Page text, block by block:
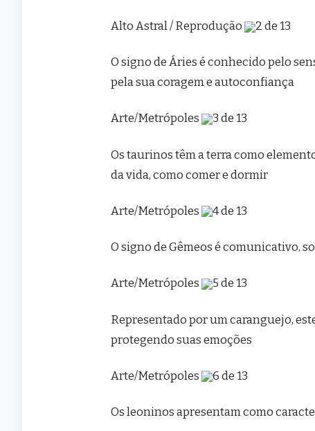
Alto Astral / Reprodução 2 de 13
O signo de Áries é conhecido pelo
pela sua coragem e autoconfiança
Arte/Metrópoles 3 de 13
Os taurinos têm a terra como
da vida, como comer e dormir
Arte/Metrópoles 4 de 13
O signo de Gêmeos é comunicativo,
Arte/Metrópoles 5 de 13
Representado por um caranguejo,
protegendo suas emoções
Arte/Metrópoles 6 de 13
Os leoninos apresentam como